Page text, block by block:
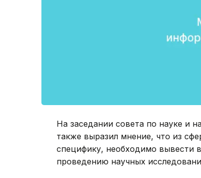
На заседании совета по науке и
также выразил мнение, что из
специфику, необходимо вывести
проведению научных